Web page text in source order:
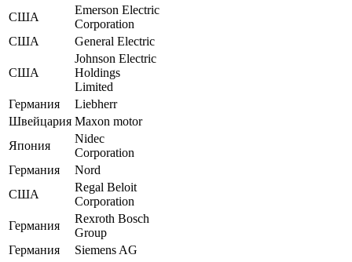
США
Emerson Electric
Corporation
США
General Electric
США
Johnson Electric
Holdings
Limited
Германия
Liebherr
Швейцария Maxon motor
Япония
Nidec
Corporation
Германия
Nord
США
Regal Beloit
Corporation
Германия
Rexroth Bosch
Group
Германия
Siemens AG